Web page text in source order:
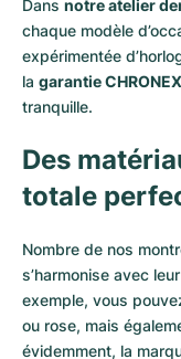
Dans notre atelier
chaque modèle
expérimentée
la garantie
tranquille.
Des
totale
Nombre de nos
s’harmonise avec
exemple, vous
ou rose, mais
évidemment, la